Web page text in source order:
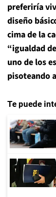
preferiría
diseño
cima de la
“igualdad
uno de los
pisoteando
Te puede